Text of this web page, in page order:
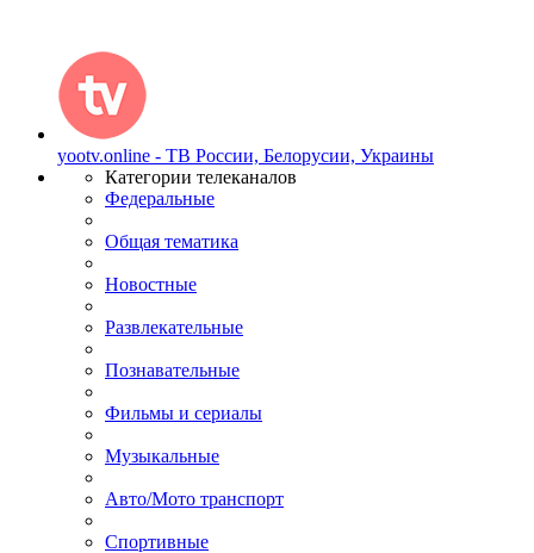
yootv.online - ТВ России, Белорусии, Украины
Категории телеканалов
Федеральные
Общая тематика
Новостные
Развлекательные
Познавательные
Фильмы и сериалы
Музыкальные
Авто/Мото транспорт
Спортивные